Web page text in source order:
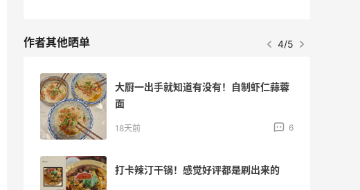
作者其他晒单 4/5
大厨一出手就知道有没有！自制虾仁蒜蓉
面
18天前 6
打卡辣汀干锅！感觉好评都是刷出来的